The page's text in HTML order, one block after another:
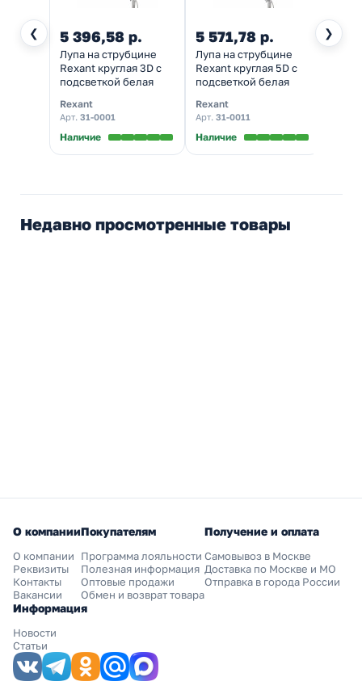
❮ ❯
5 396,58 р.
Лупа на струбцине
Rexant круглая 3D с
подсветкой белая
Rexant
Арт. 31-0001
Наличие
5 571,78 р.
Лупа на струбцине
Rexant круглая 5D с
подсветкой белая
Rexant
Арт. 31-0011
Наличие
5
Недавно просмотренные товары
О компании
О компании
Реквизиты
Контакты
Вакансии
Покупателям
Программа лояльности
Полезная информация
Оптовые продажи
Обмен и возврат товара
Получение и оплата
Самовывоз в Москве
Доставка по Москве и МО
Отправка в города России
Информация
Новости
Статьи